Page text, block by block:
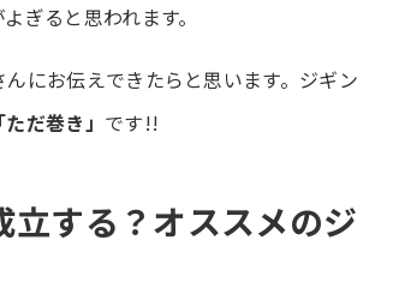
ぎると思われます。
んにお伝えできたらと思います。ジギン
「ただ巻き」 です!!
立する？オススメのジ